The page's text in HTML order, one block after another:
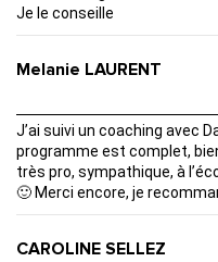
Je le conseille
Melanie LAURENT
J’ai suivi un coaching avec
programme est complet,
très pro, sympathique, à
🙂 Merci encore, je
CAROLINE SELLEZ